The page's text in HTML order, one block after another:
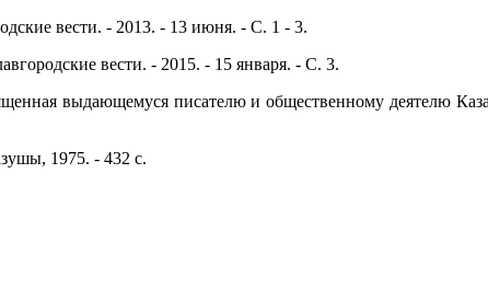
вести. - 2013. - 13 июня. - С. 1 - 3.
вести. - 2015. - 15 января. - С. 3.
выдающемуся писателю и общественному деятелю
1975. - 432 с.